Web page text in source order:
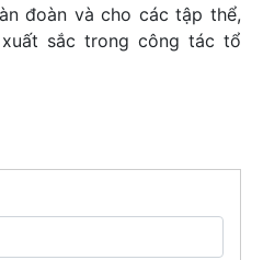
đoàn và cho các tập thể,
sắc trong công tác tổ